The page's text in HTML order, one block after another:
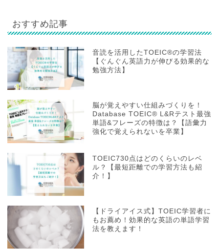
おすすめ記事
音読を活用したTOEIC®の学習法
【ぐんぐん英語力が伸びる効果的な
勉強方法】
脳が覚えやすい仕組みづくりを！
Database TOEIC® L&Rテスト最強
単語&フレーズの特徴は？【語彙力
強化で覚えられないを卒業】
TOEIC730点はどのくらいのレベ
ル？【最短距離での学習方法も紹
介！】
【ドライアイス式】TOEIC学習者に
もお薦め！効果的な英語の単語学習
法を教えます！